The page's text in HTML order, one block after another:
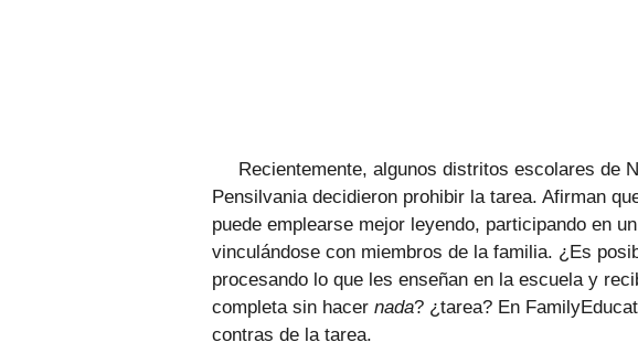
Recientemente, algunos distritos escolares de
Pensilvania decidieron prohibir la tarea. Afirman
puede emplearse mejor leyendo, participando en
vinculándose con miembros de la familia. ¿Es
procesando lo que les enseñan en la escuela y
completa sin hacer nada? ¿tarea? En
contras de la tarea.